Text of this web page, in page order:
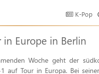
K-Pop
in Europe in Berlin
Woche geht der
auf Tour in Europa. Bei